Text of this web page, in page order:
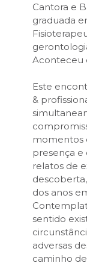
Cantora e
graduada
Aconteceu
Este
&
momentos
presença e
relatos de
dos anos
sentido
adversas
caminho